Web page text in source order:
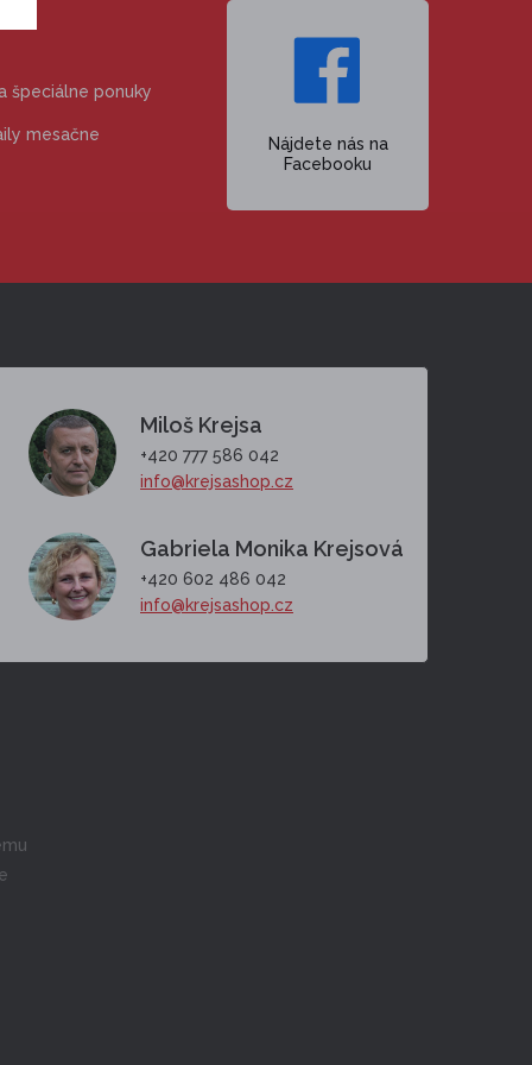
špeciálne ponuky
mesačne
Nájdete nás na
Facebooku
Miloš Krejsa
+420 777 586 042
info@krejsashop.cz
Gabriela Monika Krejsová
+420 602 486 042
info@krejsashop.cz